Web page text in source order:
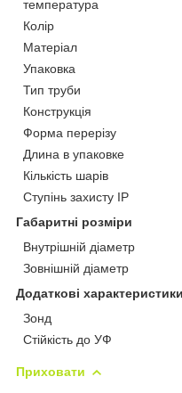
температура
Колір
Матеріал
Упаковка
Тип труби
Конструкція
Форма перерізу
Длина в упаковке
Кількість шарів
Ступінь захисту IP
Габаритні розміри
Внутрішній діаметр
Зовнішній діаметр
Додаткові характеристики
Зонд
Стійкість до УФ
Приховати